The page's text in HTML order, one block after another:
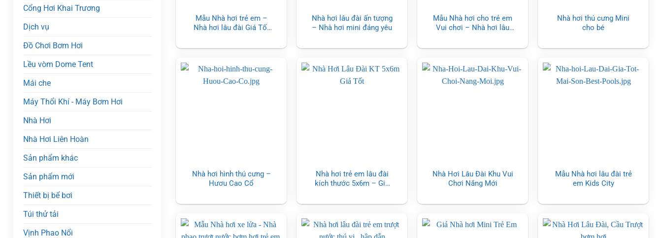
Cổng Hơi Khai Trương
Dịch vụ
Đồ Chơi Bơm Hơi
Lều vòm Dome Tent
Mái che
Máy Thổi Khí - Máy Bơm Hơi
Nhà Hơi
Nhà Hơi Liên Hoàn
Sản phẩm khác
Sản phẩm mới
Thiết bị bể bơi
Túi thử tải
Vịnh Phao Nổi
Mẫu Nhà hơi trẻ em –
Nhà hơi lâu đài Giá Tốt
Nhà hơi lâu đài ấn tượng
– Nhà hơi mini đáng yêu
Mẫu Nhà hơi cho trẻ em
Vui chơi – Nhà hơi lâu
Nhà hơi thú cưng Mini
cho bé
Nhà hơi hình thú cưng –
Hươu Cao Cổ
Nhà hơi trẻ em lâu đài
kích thước 5x6m – Giá
Nhà Hơi Lâu Đài Khu Vui
Chơi Nắng Mới
Mẫu Nhà hơi lâu đài trẻ
em Kids City